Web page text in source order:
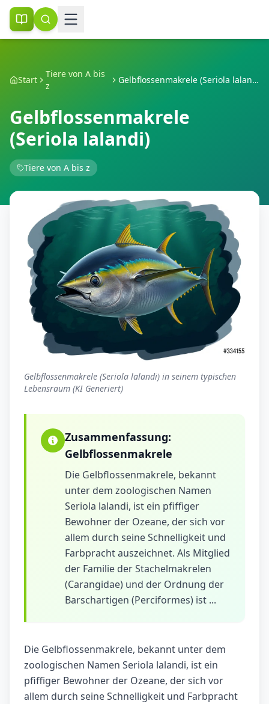
Start
Tiere von A bis
z
Gelbflossenmakrele (Seriola lalandi)
Gelbflossenmakrele
(Seriola lalandi)
Tiere von A bis z
Gelbflossenmakrele (Seriola lalandi) in seinem typischen
Lebensraum (KI Generiert)
Zusammenfassung:
Gelbflossenmakrele
Die Gelbflossenmakrele, bekannt
unter dem zoologischen Namen
Seriola lalandi, ist ein pfiffiger
Bewohner der Ozeane, der sich vor
allem durch seine Schnelligkeit und
Farbpracht auszeichnet. Als Mitglied
der Familie der Stachelmakrelen
(Carangidae) und der Ordnung der
Barschartigen (Perciformes) ist ...
Die Gelbflossenmakrele, bekannt unter dem
zoologischen Namen Seriola lalandi, ist ein
pfiffiger Bewohner der Ozeane, der sich vor
allem durch seine Schnelligkeit und Farbpracht